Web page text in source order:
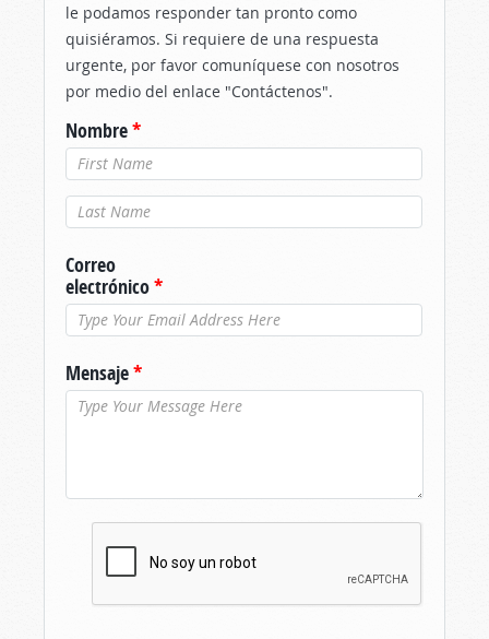
le podamos responder tan pronto como
quisiéramos. Si requiere de una respuesta
urgente, por favor comuníquese con nosotros
por medio del enlace "Contáctenos".
Nombre*
Apellido*
Correo
electrónico*
Mensaje*